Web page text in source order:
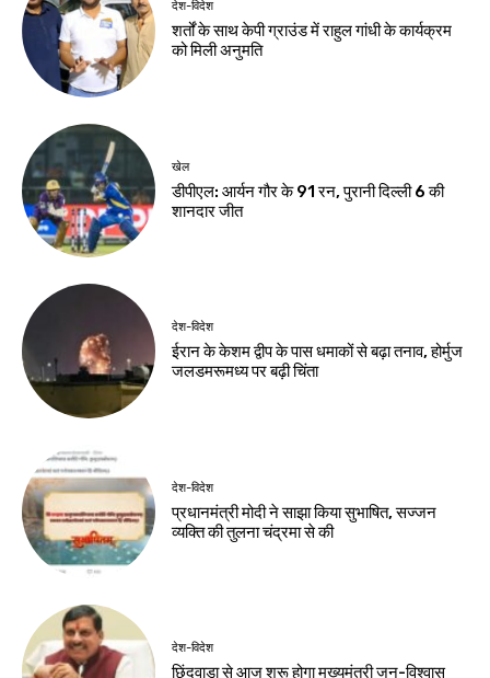
देश-विदेश
शर्तों के साथ केपी ग्राउंड में राहुल गांधी के कार्यक्रम
को मिली अनुमति
खेल
डीपीएल: आर्यन गौर के 91 रन, पुरानी दिल्ली 6 की
शानदार जीत
देश-विदेश
ईरान के केशम द्वीप के पास धमाकों से बढ़ा तनाव, होर्मुज
जलडमरूमध्य पर बढ़ी चिंता
देश-विदेश
प्रधानमंत्री मोदी ने साझा किया सुभाषित, सज्जन
व्यक्ति की तुलना चंद्रमा से की
देश-विदेश
छिंदवाड़ा से आज शुरू होगा मुख्यमंत्री जन-विश्वास